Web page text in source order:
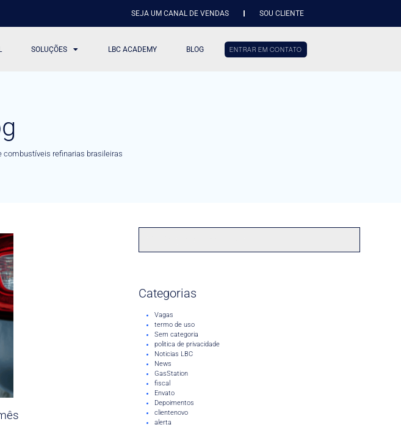
SEJA UM CANAL DE VENDAS SOU CLIENTE
SOLUÇÕES LBC ACADEMY BLOG ENTRAR EM CONTATO
combustíveis refinarias brasileiras
Categorias
Vagas
termo de uso
Sem categoria
politica de privacidade
Noticias LBC
News
GasStation
fiscal
Envato
Depoimentos
clientenovo
alerta